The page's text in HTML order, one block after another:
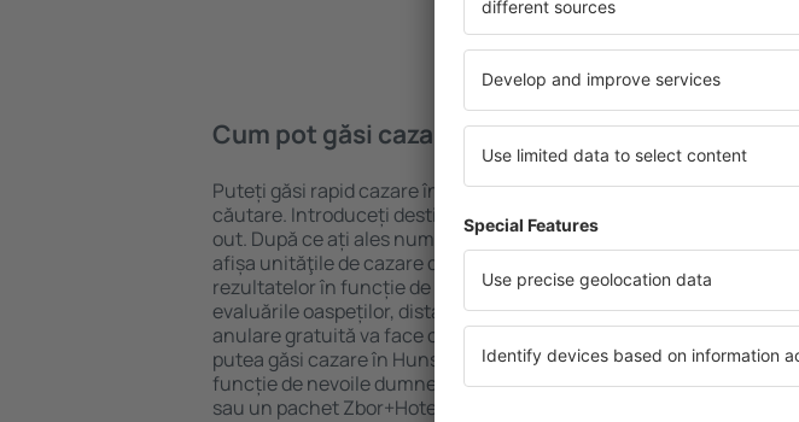
Cum pot găsi cazare în Hunstanton?
Puteți găsi rapid cazare în Hunstanton folosind un motor de
căutare. Introduceți destinația și datele de check-in și check-
out. După ce ați ales numărul de persoane, motorul de căutare va
afișa unităţile de cazare disponibile în Hunstanton. Filtrarea
rezultatelor în funcție de tipul proprietăţii, numărul de stele,
evaluările oaspeților, distanța față de centru și opțiunea de
anulare gratuită va face căutarea mult mai ușoară. Astfel veți
putea găsi cazare în Hunstanton în doar câteva minute. În
funcție de nevoile dumneavoastră, puteți rezerva doar cazare
sau un pachet Zbor+Hotel.